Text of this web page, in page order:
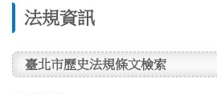
法規資訊
臺北市歷史法規條文檢索